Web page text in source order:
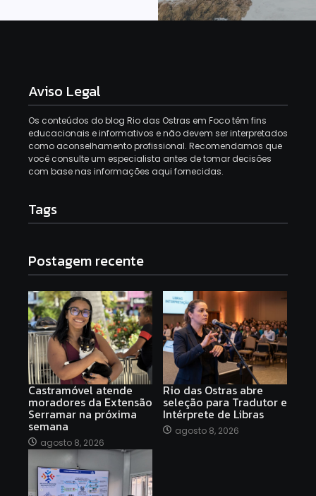
Aviso Legal
Os conteúdos do blog Rio das Ostras em Foco têm fins
educacionais e informativos e não devem ser interpretados
como aconselhamento profissional. Recomendamos que
você consulte um especialista antes de tomar decisões
com base nas informações aqui fornecidas.
Tags
Postagem recente
Castramóvel atende
moradores da Extensão
Serramar na próxima
semana
agosto 8, 2026
Rio das Ostras abre
seleção para Tradutor e
Intérprete de Libras
agosto 8, 2026